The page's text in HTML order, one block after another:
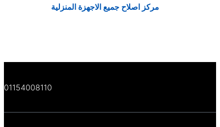
مركز اصلاح جميع الاجهزة المنزلية
01154008110